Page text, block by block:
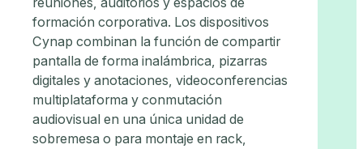
formación corporativa. Los dispositivos
Cynap combinan la función de compartir
pantalla de forma inalámbrica, pizarras
digitales y anotaciones, videoconferencias
multiplataforma y conmutación
audiovisual en una única unidad de
sobremesa o para montaje en rack,